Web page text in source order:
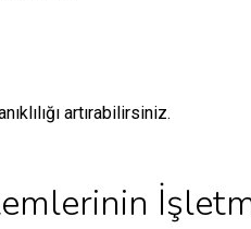
artırabilirsiniz.